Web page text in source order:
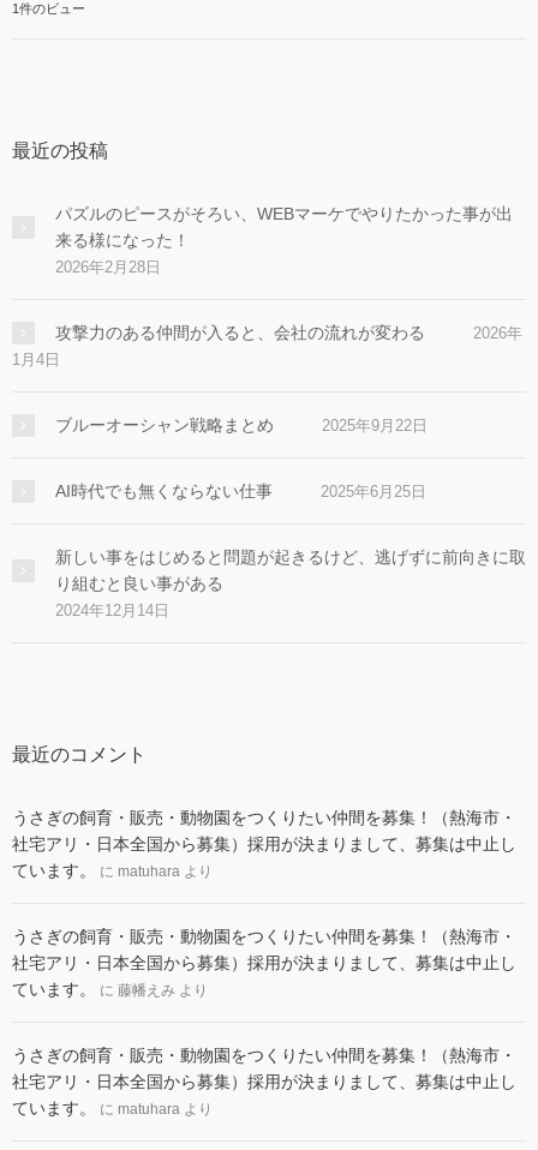
1件のビュー
最近の投稿
パズルのピースがそろい、WEBマーケでやりたかった事が出
来る様になった！
2026年2月28日
攻撃力のある仲間が入ると、会社の流れが変わる
2026年
1月4日
ブルーオーシャン戦略まとめ 2025年9月22日
AI時代でも無くならない仕事 2025年6月25日
新しい事をはじめると問題が起きるけど、逃げずに前向きに取
り組むと良い事がある
2024年12月14日
最近のコメント
うさぎの飼育・販売・動物園をつくりたい仲間を募集！（熱海市・
社宅アリ・日本全国から募集）採用が決まりまして、募集は中止し
ています。
に matuhara より
うさぎの飼育・販売・動物園をつくりたい仲間を募集！（熱海市・
社宅アリ・日本全国から募集）採用が決まりまして、募集は中止し
ています。
に 藤幡えみ より
うさぎの飼育・販売・動物園をつくりたい仲間を募集！（熱海市・
社宅アリ・日本全国から募集）採用が決まりまして、募集は中止し
ています。
に matuhara より